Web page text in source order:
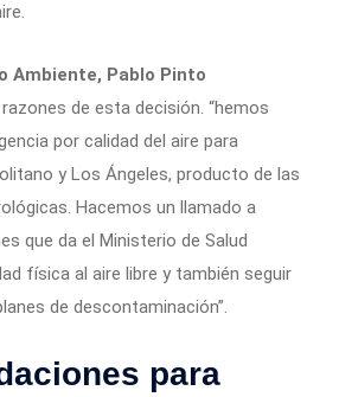
Ambiente, Pablo Pinto
de esta decisión. “hemos
por calidad del aire para
y Los Ángeles, producto de las
Hacemos un llamado a
que da el Ministerio de Salud
física al aire libre y también seguir
de descontaminación”.
para